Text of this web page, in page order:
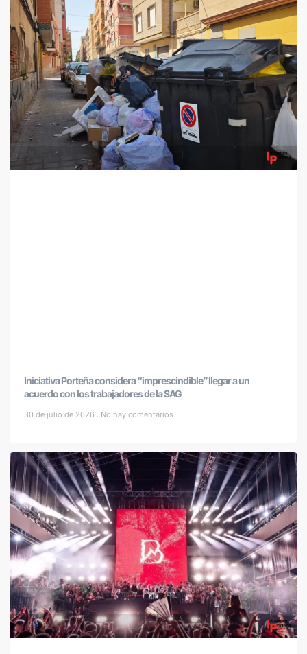
Iniciativa Porteña considera “imprescindible” llegar a un
acuerdo con los trabajadores de la SAG
30 de julio de 2026 No hay comentarios